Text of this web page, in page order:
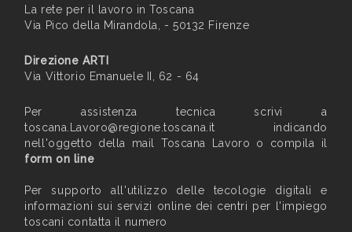
La rete per il lavoro in Toscana
Via Pico della Mirandola, - 50132 Firenze
Direzione ARTI
Via Vittorio Emanuele II, 62 - 64
Per assistenza tecnica scrivi a
toscana.Lavoro@regione.toscana.it indicando
nell'oggetto della mail Toscana Lavoro o compila il
form on line
Per supporto all'utilizzo delle tecologie digitali e
informazioni sui servizi online dei centri per l'impiego
toscani contatta il numero